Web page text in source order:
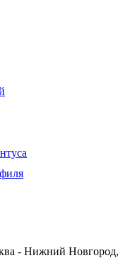
- Нижний Новгород,